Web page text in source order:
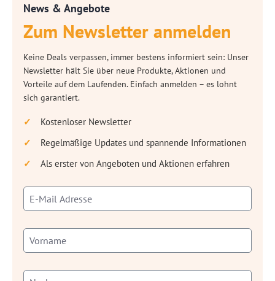
News & Angebote
Zum Newsletter anmelden
Keine Deals verpassen, immer bestens informiert sein: Unser
Newsletter hält Sie über neue Produkte, Aktionen und
Vorteile auf dem Laufenden. Einfach anmelden – es lohnt
sich garantiert.
Kostenloser Newsletter
Regelmäßige Updates und spannende Informationen
Als erster von Angeboten und Aktionen erfahren